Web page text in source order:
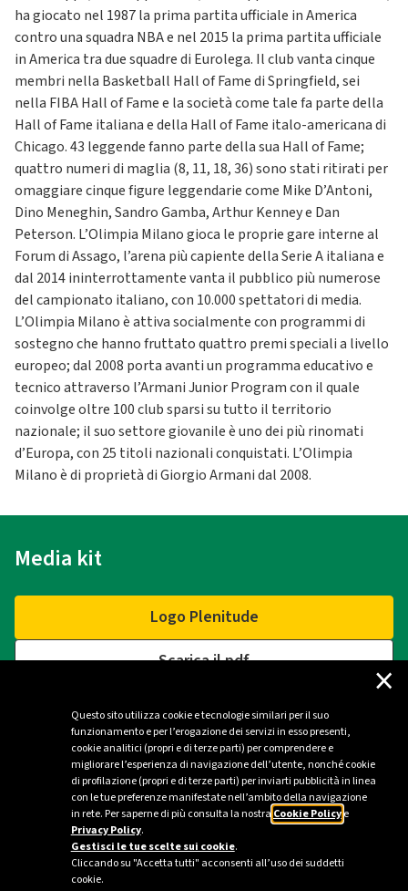
Questo sito utilizza cookie e tecnologie similari per il suo
funzionamento e per l’erogazione dei servizi in esso presenti,
cookie analitici (propri e di terze parti) per comprendere e
migliorare l’esperienza di navigazione dell’utente, nonché cookie
di profilazione (propri e di terze parti) per inviarti pubblicità in linea
con le tue preferenze manifestate nell’ambito della navigazione
in rete. Per saperne di più consulta la nostra Cookie Policye
Privacy Policy.
Gestisci le tue scelte sui cookie.
Cliccando su "Accetta tutti" acconsenti all’uso dei suddetti
cookie.
×
ha giocato nel 1987 la prima partita ufficiale in America
contro una squadra NBA e nel 2015 la prima partita ufficiale
in America tra due squadre di Eurolega. Il club vanta cinque
membri nella Basketball Hall of Fame di Springfield, sei
nella FIBA Hall of Fame e la società come tale fa parte della
Hall of Fame italiana e della Hall of Fame italo-americana di
Chicago. 43 leggende fanno parte della sua Hall of Fame;
quattro numeri di maglia (8, 11, 18, 36) sono stati ritirati per
omaggiare cinque figure leggendarie come Mike D’Antoni,
Dino Meneghin, Sandro Gamba, Arthur Kenney e Dan
Peterson. L’Olimpia Milano gioca le proprie gare interne al
Forum di Assago, l’arena più capiente della Serie A italiana e
dal 2014 ininterrottamente vanta il pubblico più numerose
del campionato italiano, con 10.000 spettatori di media.
L’Olimpia Milano è attiva socialmente con programmi di
sostegno che hanno fruttato quattro premi speciali a livello
europeo; dal 2008 porta avanti un programma educativo e
tecnico attraverso l’Armani Junior Program con il quale
coinvolge oltre 100 club sparsi su tutto il territorio
nazionale; il suo settore giovanile è uno dei più rinomati
d’Europa, con 25 titoli nazionali conquistati. L’Olimpia
Milano è di proprietà di Giorgio Armani dal 2008.
Media kit
Logo Plenitude
Scarica il pdf
Contatti
Ufficio stampa Plenitude - Milano
ufficio.stampa@eniplenitude.com